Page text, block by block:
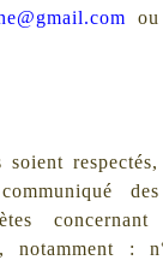
concernant
notamment :